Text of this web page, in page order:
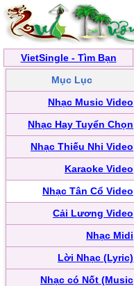
VietSingle - Tìm Bạn
Mục Lục
Nhạc Music Video
Nhạc Hay Tuyển Chọn
Nhạc Thiếu Nhi Video
Karaoke Video
Nhạc Tân Cổ Video
Cải Lương Video
Nhạc Midi
Lời Nhạc (Lyric)
Nhạc có Nốt (Music